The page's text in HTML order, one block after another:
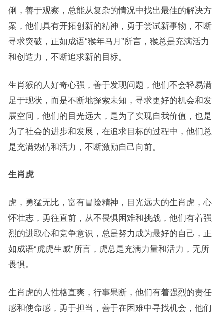
俐，善于观察，总能从复杂的情况中找出最佳的解决方
案，他们具有开拓创新的精神，勇于尝试新事物，不断
寻求突破，正如成语“猴年马月”所言，猴总是充满活力
和创造力，不断追求新的目标。
生肖猴的人好奇心强，善于发现问题，他们不会轻易满
足于现状，而是不断地探索未知，寻求更好的机会和发
展空间，他们的目光远大，是为了实现自我价值，也是
为了社会的进步和发展，在追求目标的过程中，他们总
是充满热情和活力，不断激励自己向前。
生肖虎
虎，勇猛无比，富有冒险精神，目光远大的生肖虎，心
怀壮志，勇往直前，从不畏惧困难和挑战，他们有着强
烈的进取心和竞争意识，总是努力成为最好的自己，正
如成语“虎虎生威”所言，虎总是充满力量和活力，无所
畏惧。
生肖虎的人性格直爽，行事果断，他们有着强烈的责任
感和使命感，勇于担当，善于在困难中寻找机会，他们